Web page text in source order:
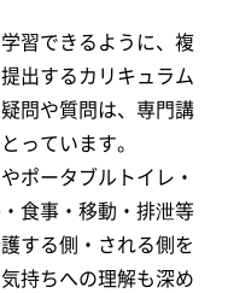
習できるように、複
出するカリキュラム
問や質問は、専門講
っています。
ポータブルトイレ・
食事・移動・排泄等
する側・される側を
持ちへの理解も深め